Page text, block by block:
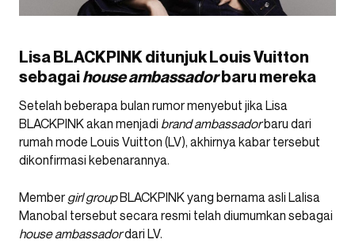
Lisa BLACKPINK ditunjuk Louis Vuitton
sebagaihouse ambassadorbaru mereka
Setelah beberapa bulan rumor menyebut jika Lisa
BLACKPINK akan menjadi brand ambassadorbaru dari
rumah mode Louis Vuitton (LV), akhirnya kabar tersebut
dikonfirmasi kebenarannya.
Member girl groupBLACKPINK yang bernama asli Lalisa
Manobal tersebut secara resmi telah diumumkan sebagai
house ambassadordari LV.